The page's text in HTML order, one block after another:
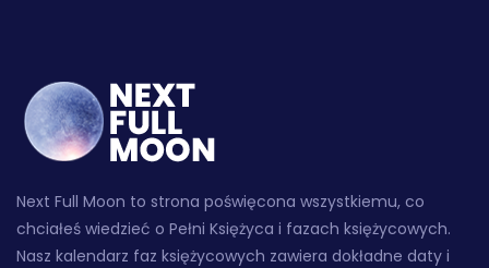
Next Full Moon to strona poświęcona wszystkiemu, co
chciałeś wiedzieć o Pełni Księżyca i fazach księżycowych.
Nasz kalendarz faz księżycowych zawiera dokładne daty i